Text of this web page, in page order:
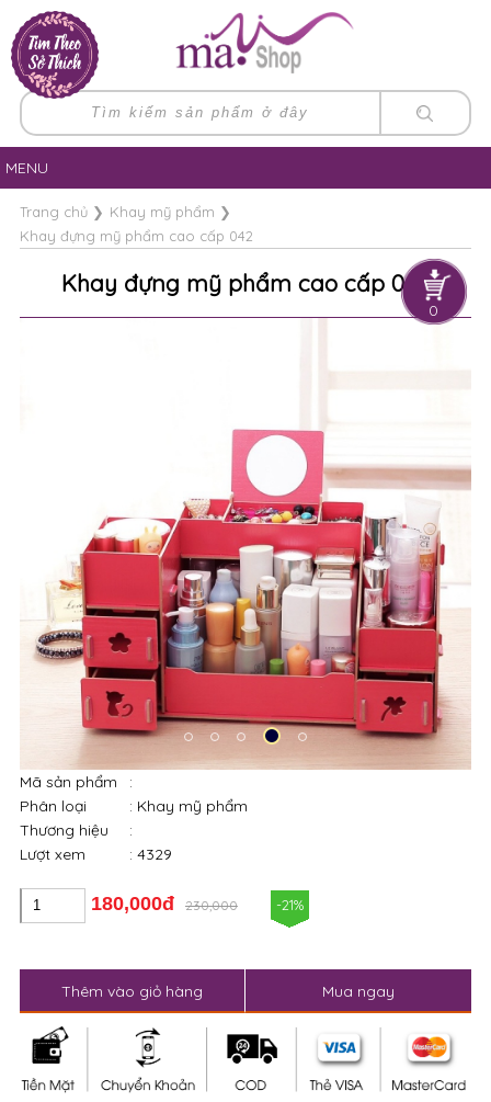
0
MENU
Trang chủ❯ Khay mỹ phẩm ❯
Khay đựng mỹ phẩm cao cấp 042
Khay đựng mỹ phẩm cao cấp 042
Mã sản phẩm
:
Phân loại
: Khay mỹ phẩm
Thương hiệu
:
Lượt xem
: 4329
180,000đ 230,000 -21%
Thêm vào giỏ hàng Mua ngay